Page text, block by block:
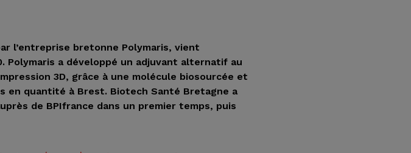
l’entreprise bretonne Polymaris, vient
Polymaris a développé un adjuvant alternatif au
3D, grâce à une molécule biosourcée et
en quantité à Brest. Biotech Santé Bretagne a
de BPIfrance dans un premier temps, puis